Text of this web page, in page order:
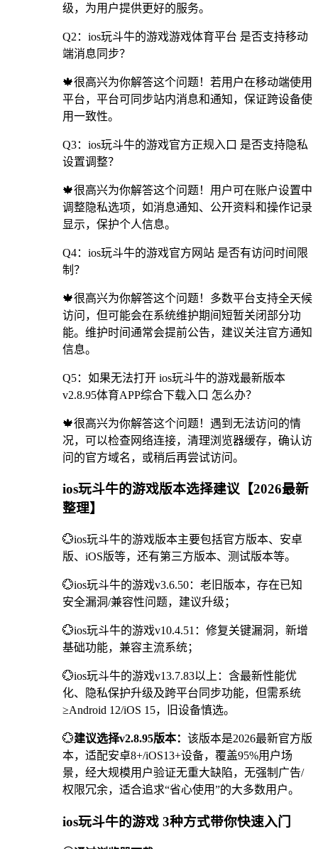
级，为用户提供更好的服务。
Q2：ios玩斗牛的游戏游戏体育平台 是否支持移动
端消息同步？
🍁很高兴为你解答这个问题！若用户在移动端使用
平台，平台可同步站内消息和通知，保证跨设备使
用一致性。
Q3：ios玩斗牛的游戏官方正规入口 是否支持隐私
设置调整？
🍁很高兴为你解答这个问题！用户可在账户设置中
调整隐私选项，如消息通知、公开资料和操作记录
显示，保护个人信息。
Q4：ios玩斗牛的游戏官方网站 是否有访问时间限
制？
🍁很高兴为你解答这个问题！多数平台支持全天候
访问，但可能会在系统维护期间短暂关闭部分功
能。维护时间通常会提前公告，建议关注官方通知
信息。
Q5：如果无法打开 ios玩斗牛的游戏最新版本
v2.8.95体育APP综合下载入口 怎么办？
🍁很高兴为你解答这个问题！遇到无法访问的情
况，可以检查网络连接，清理浏览器缓存，确认访
问的官方域名，或稍后再尝试访问。
ios玩斗牛的游戏版本选择建议【2026最新
整理】
💮ios玩斗牛的游戏版本主要包括官方版本、安卓
版、iOS版等，还有第三方版本、测试版本等。
💮ios玩斗牛的游戏v3.6.50：老旧版本，存在已知
安全漏洞/兼容性问题，建议升级；
💮ios玩斗牛的游戏v10.4.51：修复关键漏洞，新增
基础功能，兼容主流系统；
💮ios玩斗牛的游戏v13.7.83以上：含最新性能优
化、隐私保护升级及跨平台同步功能，但需系统
≥Android 12/iOS 15，旧设备慎选。
💮建议选择v2.8.95版本： 该版本是2026最新官方版
本，适配安卓8+/iOS13+设备，覆盖95%用户场
景，经大规模用户验证无重大缺陷，无强制广告/
权限冗余，适合追求“省心使用”的大多数用户。
ios玩斗牛的游戏 3种方式带你快速入门